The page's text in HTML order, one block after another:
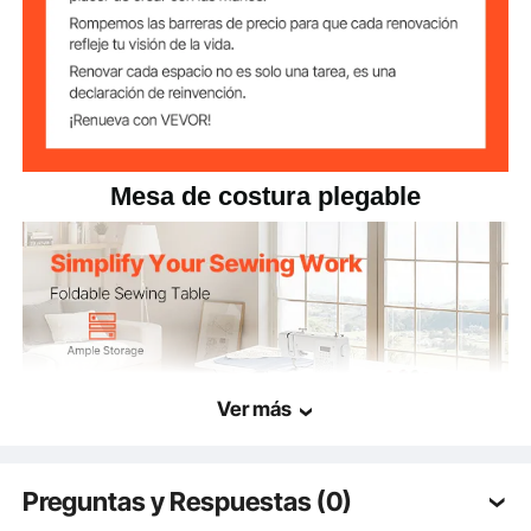
Tamaño del
producto
desplegado
54,92 x 23,62 x 29,92
pulgadas/1395 x 600 x 760
mm
Tamaño del
producto plegado
Mesa de costura plegable
Ver más
Preguntas y Respuestas (0)